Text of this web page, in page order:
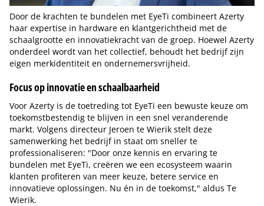
Door de krachten te bundelen met EyeTi combineert Azerty
haar expertise in hardware en klantgerichtheid met de
schaalgrootte en innovatiekracht van de groep. Hoewel Azerty
onderdeel wordt van het collectief, behoudt het bedrijf zijn
eigen merkidentiteit en ondernemersvrijheid.
Focus op innovatie en schaalbaarheid
Voor Azerty is de toetreding tot EyeTi een bewuste keuze om
toekomstbestendig te blijven in een snel veranderende
markt. Volgens directeur Jeroen te Wierik stelt deze
samenwerking het bedrijf in staat om sneller te
professionaliseren: "Door onze kennis en ervaring te
bundelen met EyeTi, creëren we een ecosysteem waarin
klanten profiteren van meer keuze, betere service en
innovatieve oplossingen. Nu én in de toekomst," aldus Te
Wierik.